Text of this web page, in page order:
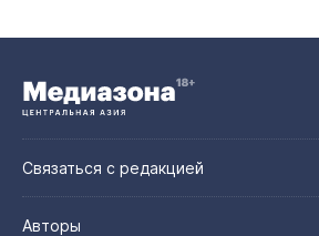
Связаться с редакцией
Авторы